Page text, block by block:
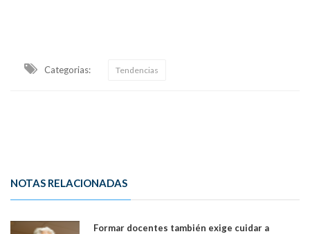
Categorias: Tendencias
NOTAS RELACIONADAS
Formar docentes también exige cuidar a